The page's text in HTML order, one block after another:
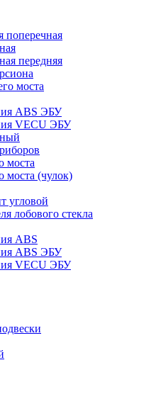
поперечная
передняя
моста
ABS ЭБУ
VECU ЭБУ
моста
моста (чулок)
угловой
лобового стекла
ABS
ABS ЭБУ
VECU ЭБУ